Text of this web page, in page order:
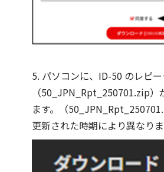
5. パソコンに、ID-50 のレピ
（50_JPN_Rpt_250701.zip
ます。（
更新された時期により異なりま